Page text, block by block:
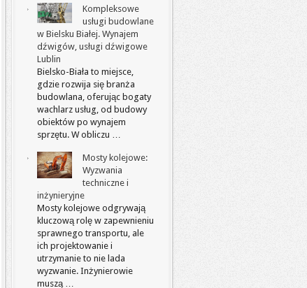
Kompleksowe
usługi budowlane
w Bielsku Białej. Wynajem
dźwigów, usługi dźwigowe
Lublin
Bielsko-Biała to miejsce,
gdzie rozwija się branża
budowlana, oferując bogaty
wachlarz usług, od budowy
obiektów po wynajem
sprzętu. W obliczu …
Mosty kolejowe:
Wyzwania
techniczne i
inżynieryjne
Mosty kolejowe odgrywają
kluczową rolę w zapewnieniu
sprawnego transportu, ale
ich projektowanie i
utrzymanie to nie lada
wyzwanie. Inżynierowie
muszą …